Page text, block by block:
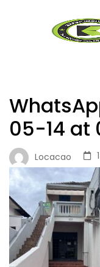
05-14 at
Locacao